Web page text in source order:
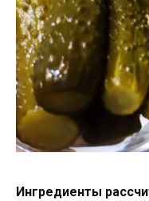
Ингредиенты